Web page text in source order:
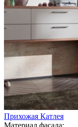
Прихожая Катлея
Материал фасада: